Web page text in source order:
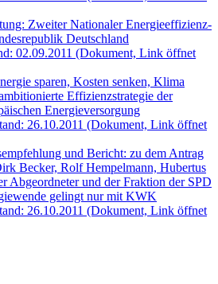
Zweiter Nationaler Energieeffizienz-
Deutschland
02.09.2011 (Dokument, Link öffnet
sparen, Kosten senken, Klima
Effizienzstrategie der
Energieversorgung
26.10.2011 (Dokument, Link öffnet
und Bericht: zu dem Antrag
Becker, Rolf Hempelmann, Hubertus
Abgeordneter und der Fraktion der SPD
gelingt nur mit KWK
26.10.2011 (Dokument, Link öffnet